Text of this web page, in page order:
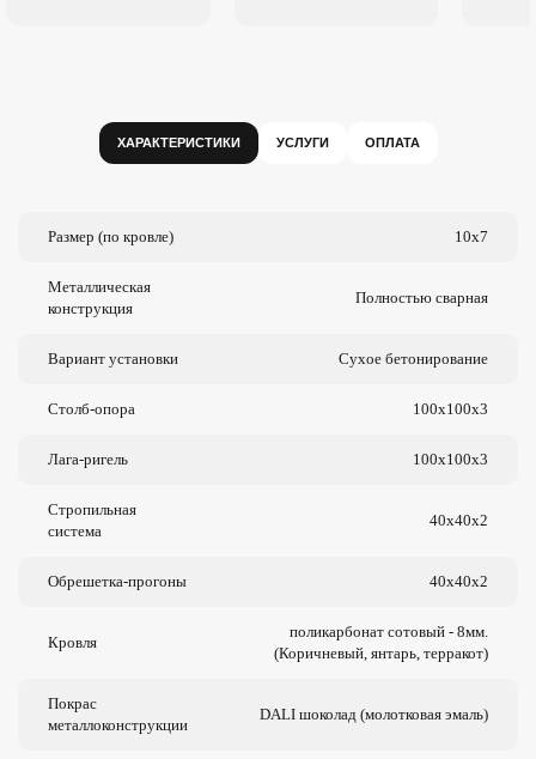
ХАРАКТЕРИСТИКИ УСЛУГИ ОПЛАТА
Размер (по кровле) 10х7
Металлическая
конструкция
Полностью сварная
Вариант установки Сухое бетонирование
Столб-опора 100х100х3
Лага-ригель 100х100х3
Стропильная
система
40х40х2
Обрешетка-прогоны 40х40х2
Кровля
поликарбонат сотовый - 8мм.
(Коричневый, янтарь, терракот)
Покрас
металлоконструкции
DALI шоколад (молотковая эмаль)